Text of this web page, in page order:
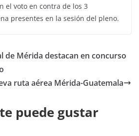
el voto en contra de los 3
presentes en la sesión del pleno.
de Mérida destacan en concurso
ruta aérea Mérida-Guatemala
puede gustar